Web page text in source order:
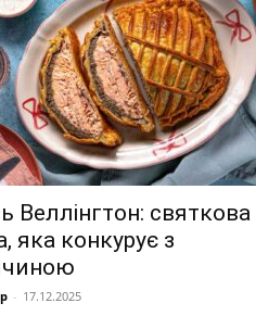
Веллінгтон: святкова
яка конкурує з
- 17.12.2025